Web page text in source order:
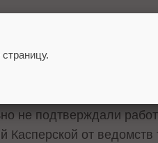
что
она согласна с такими
«много кем», и эти
не подтверждали
от ведомств